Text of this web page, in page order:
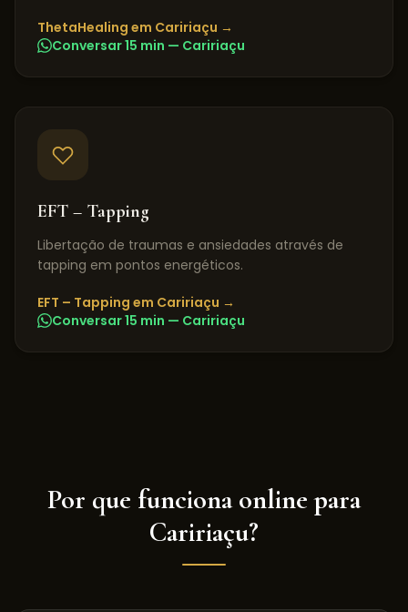
ThetaHealing em Caririaçu →
Conversar 15 min — Caririaçu
EFT – Tapping
Libertação de traumas e ansiedades através de
tapping em pontos energéticos.
EFT – Tapping em Caririaçu →
Conversar 15 min — Caririaçu
Por que funciona online para
Caririaçu?